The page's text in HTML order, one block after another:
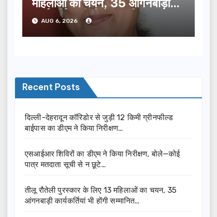
महिलाओं का चयन, 35 आंगनबाड़ी
कार्यकर्तियां भी होंगी सम्मानित…
AUG 6, 2026
Recent Posts
दिल्ली-देहरादून कॉरिडोर से जुड़ी 12 किमी ग्रीनफील्ड
बाईपास का डीएम ने किया निरीक्षण…
एसआईआर शिविरों का डीएम ने किया निरीक्षण, बोले—कोई
पात्र मतदाता सूची से न छूटे…
तीलू रौतेली पुरस्कार के लिए 13 महिलाओं का चयन, 35
आंगनबाड़ी कार्यकर्तियां भी होंगी सम्मानित…